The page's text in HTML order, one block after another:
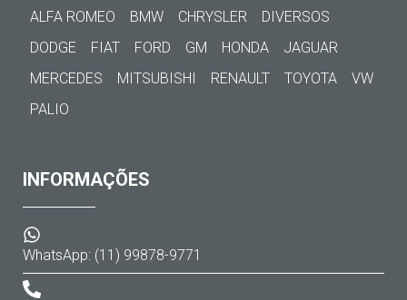
ALFA ROMEO BMW CHRYSLER
DIVERSOS
DODGE
FIAT FORD GM HONDA
JAGUAR
MERCEDES
MITSUBISHI RENAULT TOYOTA
VW
PALIO
INFORMAÇÕES
WhatsApp: (11) 99878-9771